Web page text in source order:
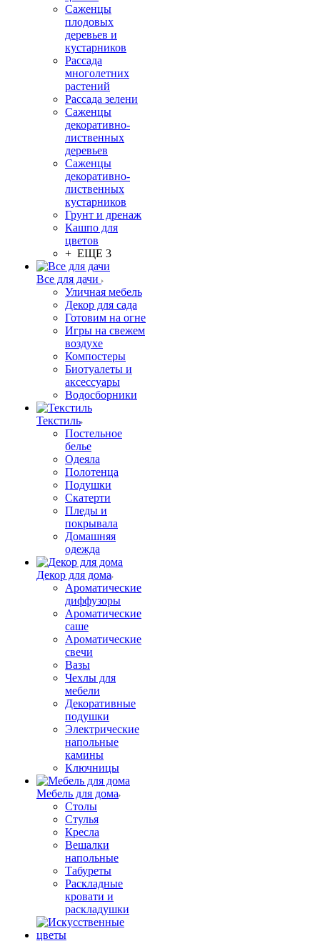
Саженцы
плодовых
деревьев и
кустарников
Рассада
многолетних
растений
Рассада зелени
Саженцы
декоративно-
лиственных
деревьев
Саженцы
декоративно-
лиственных
кустарников
Грунт и дренаж
Кашпо для
цветов
+ ЕЩЕ 3
Все для дачи
Уличная мебель
Декор для сада
Готовим на огне
Игры на свежем
воздухе
Компостеры
Биотуалеты и
аксессуары
Водосборники
Текстиль
Постельное
белье
Одеяла
Полотенца
Подушки
Скатерти
Пледы и
покрывала
Домашняя
одежда
Декор для дома
Ароматические
диффузоры
Ароматические
саше
Ароматические
свечи
Вазы
Чехлы для
мебели
Декоративные
подушки
Электрические
напольные
камины
Ключницы
Мебель для дома
Столы
Стулья
Кресла
Вешалки
напольные
Табуреты
Раскладные
кровати и
раскладушки